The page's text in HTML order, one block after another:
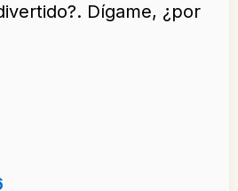
Dígame, ¿por